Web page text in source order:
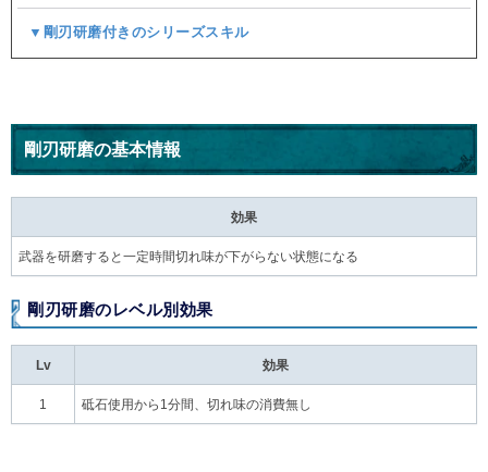
▼剛刃研磨付きのシリーズスキル
剛刃研磨の基本情報
効果
武器を研磨すると一定時間切れ味が下がらない状態になる
剛刃研磨のレベル別効果
Lv 効果
1 砥石使用から1分間、切れ味の消費無し